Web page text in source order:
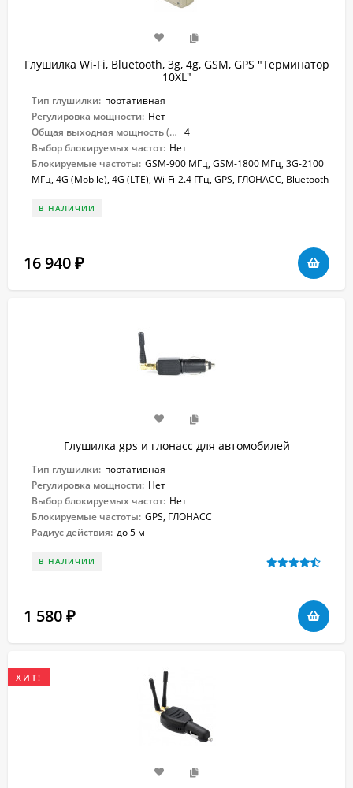
Глушилка Wi-Fi, Bluetooth, 3g, 4g, GSM, GPS "Терминатор
10XL"
Тип глушилки: портативная
Регулировка мощности: Нет
Общая выходная мощность (Вт): 4
Выбор блокируемых частот: Нет
Блокируемые частоты: GSM-900 МГц, GSM-1800 МГц, 3G-2100
МГц, 4G (Mobile), 4G (LTE), Wi-Fi-2.4 ГГц, GPS, ГЛОНАСС, Bluetooth
В НАЛИЧИИ
16 940 ₽
Глушилка gps и глонасс для автомобилей
Тип глушилки: портативная
Регулировка мощности: Нет
Выбор блокируемых частот: Нет
Блокируемые частоты: GPS, ГЛОНАСС
Радиус действия: до 5 м
В НАЛИЧИИ
1 580 ₽
ХИТ!